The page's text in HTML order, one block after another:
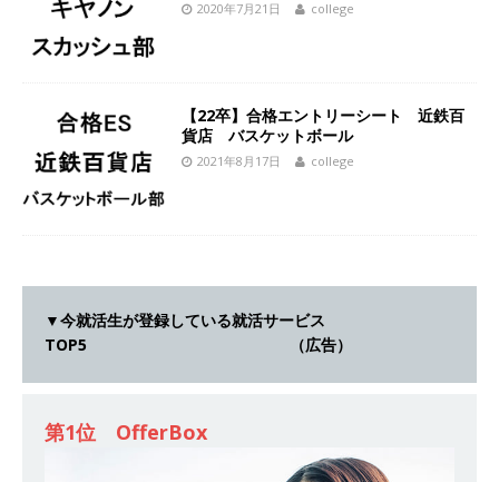
[ 2026年5月14日 ]
【 28卒 ｜ 不動産・営業を知
戸数近畿圏第3位 ｜ 初任給30万+手当、1年目で
年収1,000万も目指せる ｜ 年間休日120～125日
ビス機関 ｜ BtoBtoCの代理店営業 ｜ 20代で年
収1,000万円目指せる ｜ 賞与年4回・年間休日
企業
【 28卒｜営業職向けオープ
2020年7月21日 college
【22卒】合格エントリーシート 近鉄百
貨店 バスケットボール
2021年8月17日 college
▼今就活生が登録している就活サービス
TOP5 （広告）
第1位 OfferBox